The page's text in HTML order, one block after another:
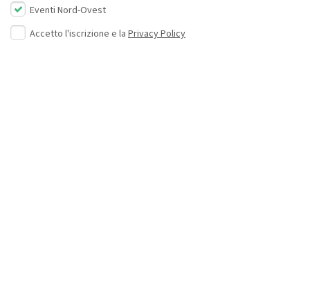
Eventi Nord-Ovest
Accetto l'iscrizione e la Privacy Policy